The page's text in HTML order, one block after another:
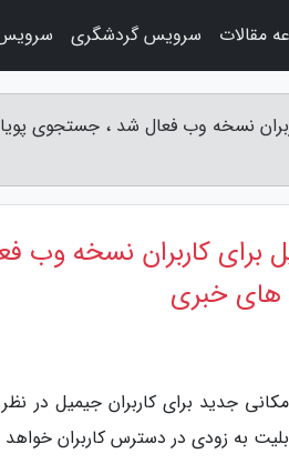
نسخه وب فعال شد ، جستجوی
برای کاربران نسخه وب
های خبری
جدید برای کاربران جیمیل در
به زودی در دسترس کاربران خواهد
مقالات سرویس گردشگری